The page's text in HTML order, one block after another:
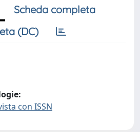
Scheda completa
(DC)
con ISSN